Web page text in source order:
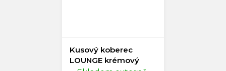
Kusový koberec
LOUNGE krémový